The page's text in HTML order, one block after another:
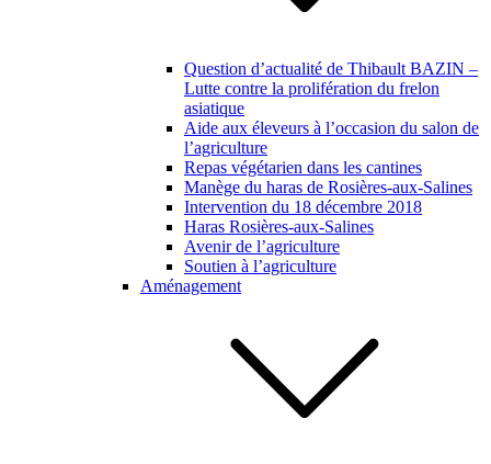
Question d’actualité de Thibault BAZIN –
Lutte contre la prolifération du frelon
asiatique
Aide aux éleveurs à l’occasion du salon de
l’agriculture
Repas végétarien dans les cantines
Manège du haras de Rosières-aux-Salines
Intervention du 18 décembre 2018
Haras Rosières-aux-Salines
Avenir de l’agriculture
Soutien à l’agriculture
Aménagement